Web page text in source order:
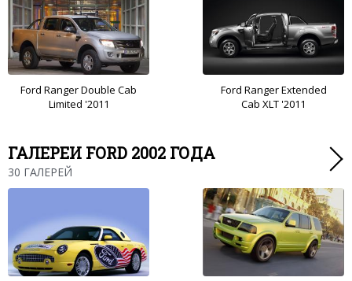
Ford Ranger Double Cab
Limited '2011
Ford Ranger Extended
Cab XLT '2011
ГАЛЕРЕИ FORD 2002 ГОДА
30 ГАЛЕРЕЙ